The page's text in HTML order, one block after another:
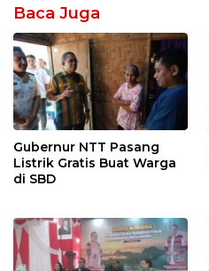
Baca Juga
Gubernur NTT Pasang
Listrik Gratis Buat Warga
di SBD